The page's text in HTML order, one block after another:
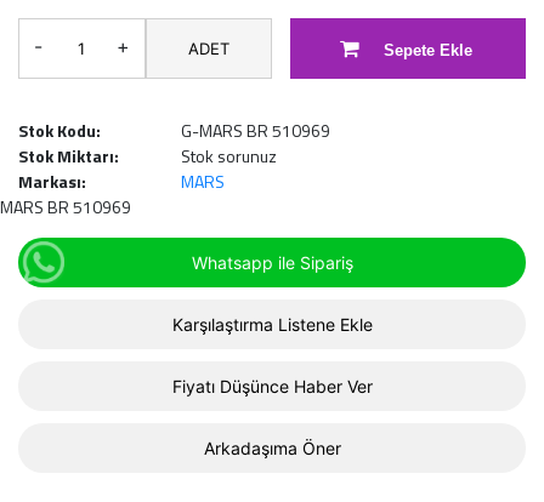
- + ADET Sepete Ekle
Stok Kodu:
G-MARS BR 510969
Stok Miktarı:
Stok sorunuz
Markası:
MARS
MARS BR 510969
Whatsapp ile Sipariş
Karşılaştırma Listene Ekle
Fiyatı Düşünce Haber Ver
Arkadaşıma Öner